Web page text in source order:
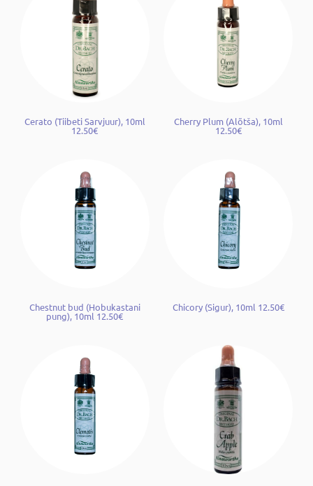
Cerato (Tiibeti Sarvjuur), 10ml
12.50€
Cherry Plum (Alõtša), 10ml
12.50€
Chestnut bud (Hobukastani
pung), 10ml 12.50€
Chicory (Sigur), 10ml 12.50€